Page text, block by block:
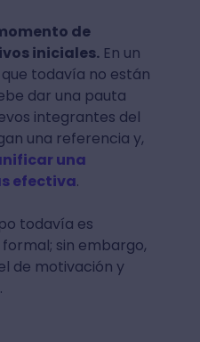
de
iniciales.En un
todavía no están
dar una pauta
integrantes del
una referencia y,
una
efectiva.
todavía es
sin embargo,
de motivación y